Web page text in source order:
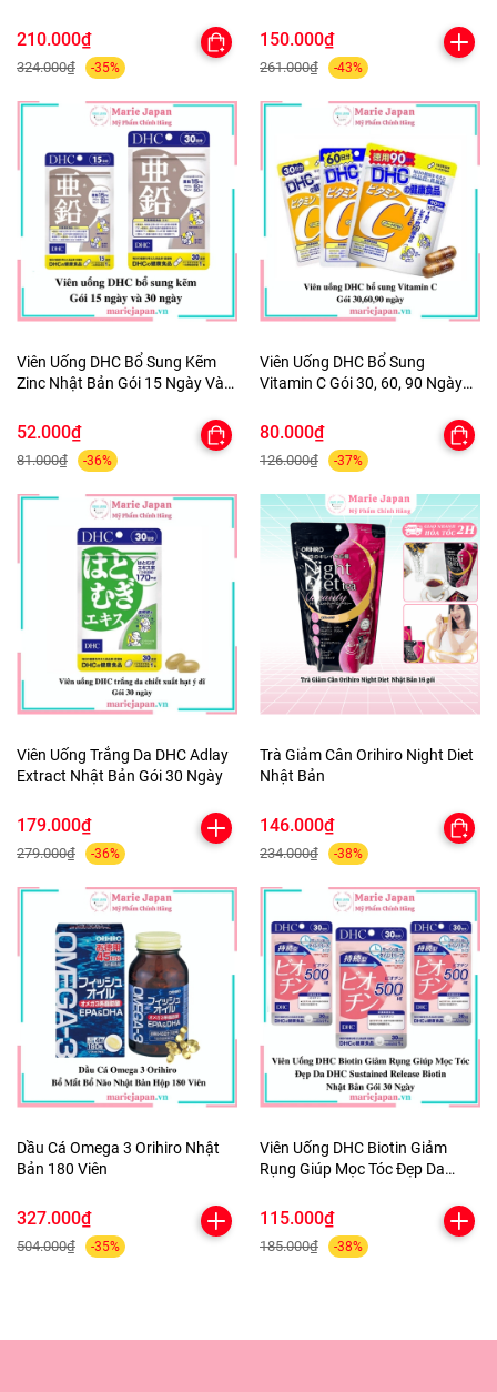
210.000₫
324.000₫ -35%
150.000₫
261.000₫ -43%
Viên Uống DHC Bổ Sung Kẽm
Zinc Nhật Bản Gói 15 Ngày Và
52.000₫
81.000₫ -36%
Viên Uống DHC Bổ Sung
Vitamin C Gói 30, 60, 90 Ngày
80.000₫
126.000₫ -37%
Viên Uống Trắng Da DHC Adlay
Extract Nhật Bản Gói 30 Ngày
179.000₫
279.000₫ -36%
Trà Giảm Cân Orihiro Night Diet
Nhật Bản
146.000₫
234.000₫ -38%
Dầu Cá Omega 3 Orihiro Nhật
Bản 180 Viên
327.000₫
504.000₫ -35%
Viên Uống DHC Biotin Giảm
Rụng Giúp Mọc Tóc Đẹp Da
115.000₫
185.000₫ -38%